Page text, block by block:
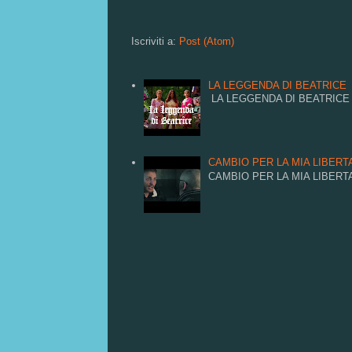
Iscriviti a: Post (Atom)
LA LEGGENDA DI BEATRICE
LA LEGGENDA DI BEATRICE
CAMBIO PER LA MIA
CAMBIO PER LA MIA